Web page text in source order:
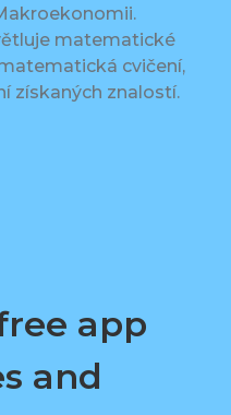
matematické
cvičení,
získaných znalostí.
app
and